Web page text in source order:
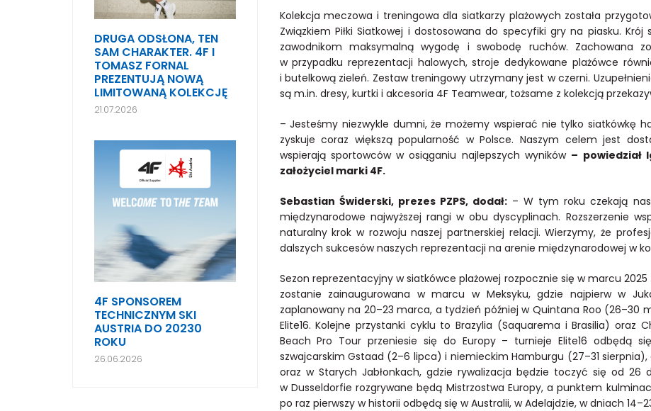
Kolekcja meczowa i treningowa dla siatkarzy plażowych została
Związkiem Piłki Siatkowej i dostosowana do specyfiki gry na piasku.
zawodnikom maksymalną wygodę i swobodę ruchów. Zachowana
w przypadku reprezentacji halowych, stroje dedykowane plażówce
i butelkową zieleń. Zestaw treningowy utrzymany jest w czerni.
są m.in. dresy, kurtki i akcesoria 4F Teamwear, tożsame z kolekcją
– Jesteśmy niezwykle dumni, że możemy wspierać nie tylko siatkówkę
zyskuje coraz większą popularność w Polsce. Naszym celem jest
wspierają sportowców w osiąganiu najlepszych wyników – powiedział
założyciel marki 4F.
Sebastian Świderski, prezes PZPS, dodał:– W tym roku czekają nas
międzynarodowe najwyższej rangi w obu dyscyplinach. Rozszerzenie
naturalny krok w rozwoju naszej partnerskiej relacji. Wierzymy, że
dalszych sukcesów naszych reprezentacji na arenie międzynarodowej w
Sezon reprezentacyjny w siatkówce plażowej rozpocznie się w marcu
zostanie zainaugurowana w marcu w Meksyku, gdzie najpierw w
zaplanowany na 20–23 marca, a tydzień później w Quintana Roo (26–30
Elite16. Kolejne przystanki cyklu to Brazylia (Saquarema i Brasilia) oraz
Beach Pro Tour przeniesie się do Europy – turnieje Elite16 odbędą
szwajcarskim Gstaad (2–6 lipca) i niemieckim Hamburgu (27–31
oraz w Starych Jabłonkach, gdzie rywalizacja będzie toczyć się od
w Dusseldorfie rozgrywane będą Mistrzostwa Europy, a punktem
po raz pierwszy w historii odbędą się w Australii, w Adelajdzie, w dniach
DRUGA ODSŁONA, TEN
SAM CHARAKTER. 4F I
TOMASZ FORNAL
PREZENTUJĄ NOWĄ
LIMITOWANĄ KOLEKCJĘ
21.07.2026
4F SPONSOREM
TECHNICZNYM SKI
AUSTRIA DO 20230
ROKU
26.06.2026